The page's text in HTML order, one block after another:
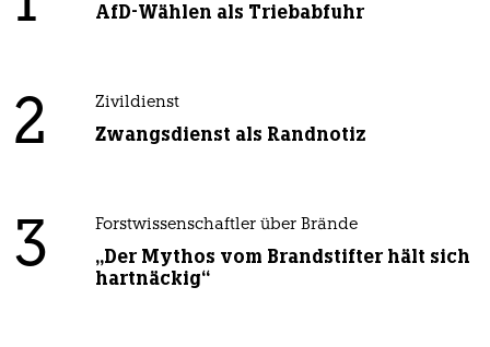
AfD-Wählen als Triebabfuhr
2 Zivildienst
Zwangsdienst als Randnotiz
3 Forstwissenschaftler über Brände
„Der Mythos vom Brandstifter hält sich
hartnäckig“